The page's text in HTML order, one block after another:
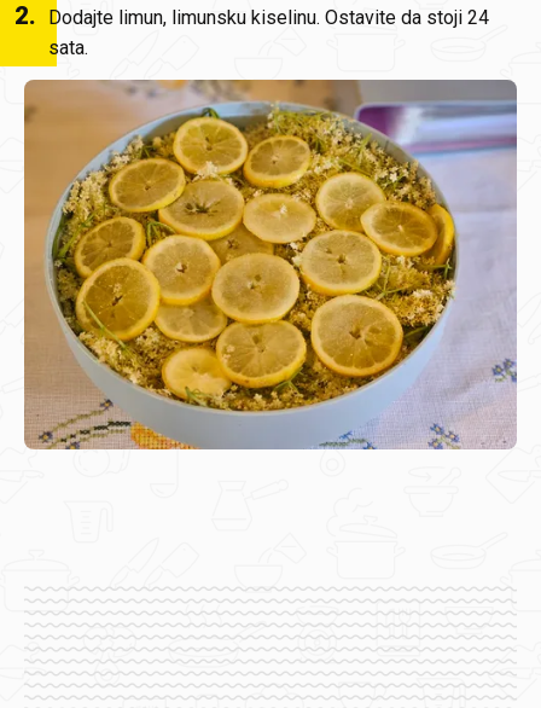
2.
Dodajte limun, limunsku kiselinu. Ostavite da stoji 24
sata.